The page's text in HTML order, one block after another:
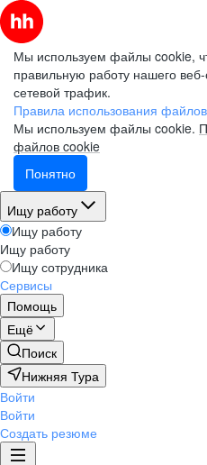
Мы используем файлы cookie,
правильную работу нашего
сетевой трафик.
Правила использования
Мы используем файлы cookie.
файлов cookie
Понятно
Ищу работу
Ищу работу
Ищу работу
Ищу сотрудника
Сервисы
Помощь
Ещё
Поиск
Нижняя Тура
Войти
Войти
Создать резюме